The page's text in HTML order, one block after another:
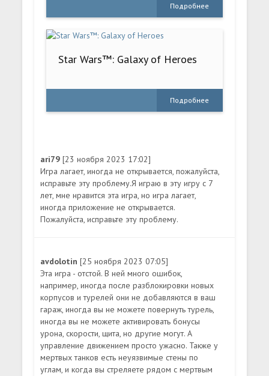
Подробнее
Star Wars™: Galaxy of Heroes
Подробнее
ari79[23 ноября 2023 17:02]
Игра лагает, иногда не открывается, пожалуйста,
исправьте эту проблему.Я играю в эту игру с 7
лет, мне нравится эта игра, но игра лагает,
иногда приложение не открывается.
Пожалуйста, исправьте эту проблему.
avdolotin[25 ноября 2023 07:05]
Эта игра - отстой. В ней много ошибок,
например, иногда после разблокировки новых
корпусов и турелей они не добавляются в ваш
гараж, иногда вы не можете повернуть турель,
иногда вы не можете активировать бонусы
урона, скорости, щита, но другие могут. А
управление движением просто ужасно. Также у
мертвых танков есть неуязвимые стены по
углам, и когда вы стреляете рядом с мертвым